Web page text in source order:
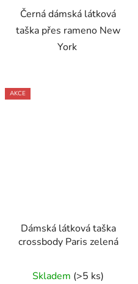
Černá dámská látková
taška přes rameno New
York
AKCE
Dámská látková taška
crossbody Paris zelená
Skladem (>5 ks)